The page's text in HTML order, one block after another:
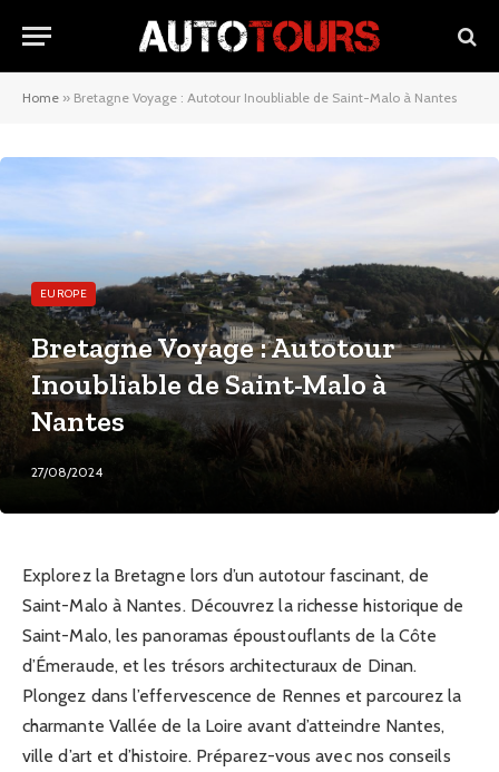
Home » Bretagne Voyage : Autotour Inoubliable de Saint-Malo à Nantes
EUROPE
Bretagne Voyage : Autotour
Inoubliable de Saint-Malo à
Nantes
27/08/2024
Explorez la Bretagne lors d’un autotour fascinant, de
Saint-Malo à Nantes. Découvrez la richesse historique de
Saint-Malo, les panoramas époustouflants de la Côte
d’Émeraude, et les trésors architecturaux de Dinan.
Plongez dans l’effervescence de Rennes et parcourez la
charmante Vallée de la Loire avant d’atteindre Nantes,
ville d’art et d’histoire. Préparez-vous avec nos conseils